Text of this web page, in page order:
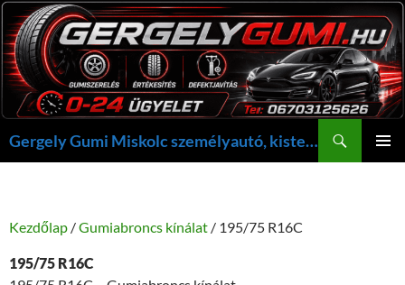
Kilépés
a
tartalomba
Gergely Gumi Miskolc személyautó, kisteherautó gumi szerelés javítás +36703125626 NON-STOP ügyelet, gergelygumi@gergelygumi.hu
Kezdőlap /Gumiabroncs kínálat / 195/75 R16C
195/75 R16C